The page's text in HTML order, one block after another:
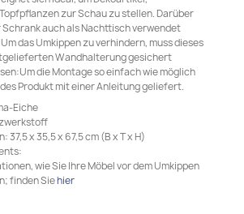
zur Schau zu stellen. Darüber
Schrank auch als Nachttisch verwendet
das Umkippen zu verhindern, muss dieses
Wandhalterung gesichert
die Montage so einfach wie möglich
Produkt mit einer Anleitung geliefert.
Eiche
37,5 x 35,5 x 67,5 cm (B x T x H)
wie Sie Ihre Möbel vor dem Umkippen
finden Siehier